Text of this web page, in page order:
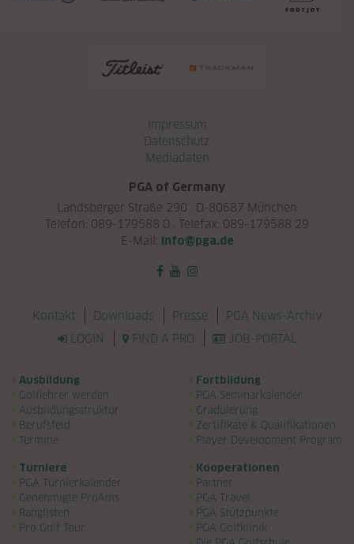
Impressum
Datenschutz
Mediadaten
PGA of Germany
Landsberger Straße 290 . D-80687 München
Telefon: 089-179588 0 . Telefax: 089-179588 29
E-Mail: info@pga.de
Navigation überspringen
Kontakt Downloads Presse
PGA News-Archiv
LOGIN
FIND A PRO JOB-PORTAL
Navigation überspringen
Ausbildung
Golflehrer werden
Ausbildungsstruktur
Berufsfeld
Termine
Fortbildung
PGA Seminarkalender
Graduierung
Zertifikate & Qualifikationen
Player Development Program
Turniere
PGA Turnierkalender
Genehmigte ProAms
Ranglisten
Pro Golf Tour
Kooperationen
Partner
PGA Travel
PGA Stützpunkte
PGA Golfklinik